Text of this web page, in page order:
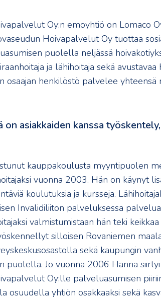
Oy:n emoyhtiö on Lomaco
Hoivapalvelut Oy tuottaa
puolella neljässä
ja lähihoitaja sekä
osaajan henkilöstö palvelee
on asiakkaiden kanssa
kauppakoulusta myyntipuolen
vuonna 2003. Hän on käynyt
koulutuksia ja kursseja.
Invalidiliiton palveluksessa
valmistumistaan hän teki
silloisen Rovaniemen
sekä kaupungin
puolella. Jo vuonna 2006 Hanna
Oy:lle palveluasumisen
osuudella yhtiön osakkaaksi sekä